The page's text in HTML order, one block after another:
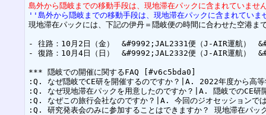
島外から隠岐までの移動手段は、現地滞在パックに含まれていませ
''島外から隠岐までの移動手段は、現地滞在パックに含まれてい
現地滞在パックには、下記の伊丹＝隠岐便の時間に合わせた空港
- 往路：10月2日（金）　&#9992;JAL2331便（J-AIR運航）
- 復路：10月4日（日）　&#9992;JAL2332便（J-AIR運航）
*** 隠岐での開催に関するFAQ [#v6c5bda0]
:Q. なぜ隠岐でCE研を開催するのですか？|A. 2022年度から高等
:Q. なぜ現地滞在パックを用意したのですか？|A. 隠岐でのCE研
:Q. なぜこの旅行会社なのですか？|A. 今回のジオセッションでは
:Q. 研究発表会のみに参加することはできますか？ 現地滞在パッ